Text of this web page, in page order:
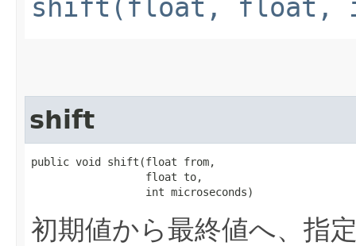
shift(float, float,
shift
public void shift​(float from,
                  float to,
                  int microseconds)
初期値から最終値へ、指